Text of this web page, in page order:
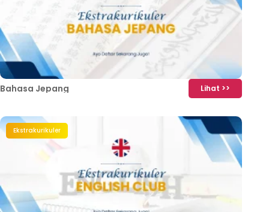
Bahasa Jepang Lihat >>
Ekstrakurikuler